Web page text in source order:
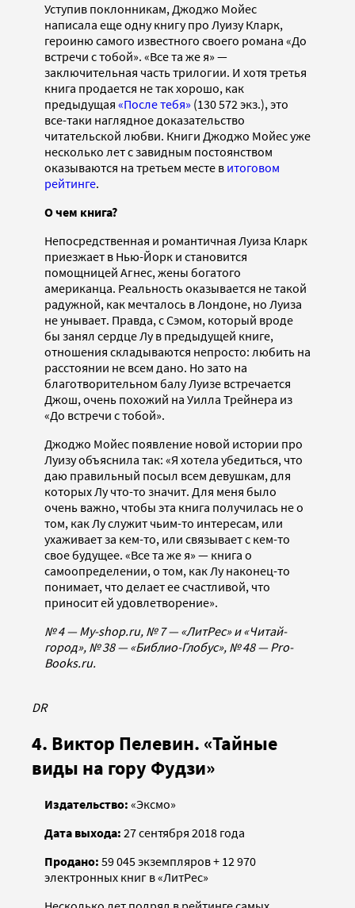
Уступив поклонникам, Джоджо Мойес
написала еще одну книгу про Луизу Кларк,
героиню самого известного своего романа «До
встречи с тобой». «Все та же я» —
заключительная часть трилогии. И хотя третья
книга продается не так хорошо, как
предыдущая «После тебя» (130 572 экз.), это
все-таки наглядное доказательство
читательской любви. Книги Джоджо Мойес уже
несколько лет с завидным постоянством
оказываются на третьем месте в итоговом
рейтинге.
О чем книга?
Непосредственная и романтичная Луиза Кларк
приезжает в Нью-Йорк и становится
помощницей Агнес, жены богатого
американца. Реальность оказывается не такой
радужной, как мечталось в Лондоне, но Луиза
не унывает. Правда, с Сэмом, который вроде
бы занял сердце Лу в предыдущей книге,
отношения складываются непросто: любить на
расстоянии не всем дано. Но зато на
благотворительном балу Луизе встречается
Джош, очень похожий на Уилла Трейнера из
«До встречи с тобой».
Джоджо Мойес появление новой истории про
Луизу объяснила так: «Я хотела убедиться, что
даю правильный посыл всем девушкам, для
которых Лу что-то значит. Для меня было
очень важно, чтобы эта книга получилась не о
том, как Лу служит чьим-то интересам, или
ухаживает за кем-то, или связывает с кем-то
свое будущее. «Все та же я» — книга о
самоопределении, о том, как Лу наконец-то
понимает, что делает ее счастливой, что
приносит ей удовлетворение».
№ 4 — My-shop.ru, № 7 — «ЛитРес» и «Читай-
город», № 38 — «Библио-Глобус», № 48 — Pro-
Books.ru.
DR
4. Виктор Пелевин. «Тайные
виды на гору Фудзи»
Издательство: «Эксмо»
Дата выхода: 27 сентября 2018 года
Продано: 59 045 экземпляров + 12 970
электронных книг в «ЛитРес»